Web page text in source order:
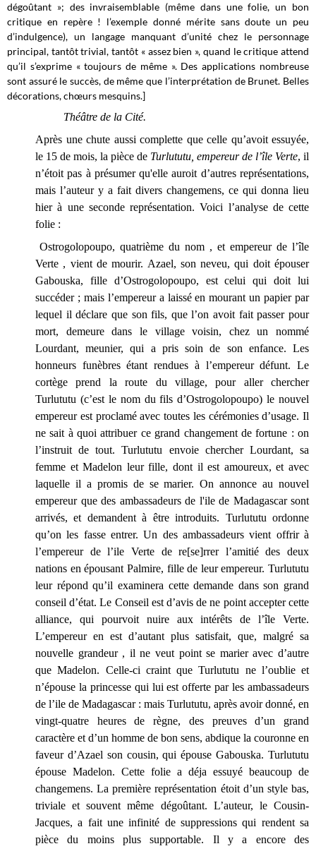
dégoûtant »; des invraisemblable (même dans une folie, un bon
critique en repère ! l’exemple donné mérite sans doute un peu
d’indulgence), un langage manquant d’unité chez le personnage
principal, tantôt trivial, tantôt « assez bien », quand le critique attend
qu’il s’exprime « toujours de même ». Des applications nombreuse
sont assuré le succès, de même que l’interprétation de Brunet. Belles
décorations, chœurs mesquins.]
Théâtre de la Cité.
Après une chute aussi complette que celle qu’avoit essuyée,
le 15 de mois, la pièce de Turlututu, empereur de l’île Verte, il
n’étoit pas à présumer qu'elle auroit d’autres représentations,
mais l’auteur y a fait divers changemens, ce qui donna lieu
hier à une seconde représentation. Voici l’analyse de cette
folie :
Ostrogolopoupo, quatrième du nom , et empereur de l’île
Verte , vient de mourir. Azael, son neveu, qui doit épouser
Gabouska, fille d’Ostrogolopoupo, est celui qui doit lui
succéder ; mais l’empereur a laissé en mourant un papier par
lequel il déclare que son fils, que l’on avoit fait passer pour
mort, demeure dans le village voisin, chez un nommé
Lourdant, meunier, qui a pris soin de son enfance. Les
honneurs funèbres étant rendues à l’empereur défunt. Le
cortège prend la route du village, pour aller chercher
Turlututu (c’est le nom du fils d’Ostrogolopoupo) le nouvel
empereur est proclamé avec toutes les cérémonies d’usage. Il
ne sait à quoi attribuer ce grand changement de fortune : on
l’instruit de tout. Turlututu envoie chercher Lourdant, sa
femme et Madelon leur fille, dont il est amoureux, et avec
laquelle il a promis de se marier. On annonce au nouvel
empereur que des ambassadeurs de l'ile de Madagascar sont
arrivés, et demandent à être introduits. Turlututu ordonne
qu’on les fasse entrer. Un des ambassadeurs vient offrir à
l’empereur de l’ile Verte de re[se]rrer l’amitié des deux
nations en épousant Palmire, fille de leur empereur. Turlututu
leur répond qu’il examinera cette demande dans son grand
conseil d’état. Le Conseil est d’avis de ne point accepter cette
alliance, qui pourvoit nuire aux intérêts de l’île Verte.
L’empereur en est d’autant plus satisfait, que, malgré sa
nouvelle grandeur , il ne veut point se marier avec d’autre
que Madelon. Celle-ci craint que Turlututu ne l’oublie et
n’épouse la princesse qui lui est offerte par les ambassadeurs
de l’ile de Madagascar : mais Turlututu, après avoir donné, en
vingt-quatre heures de règne, des preuves d’un grand
caractère et d’un homme de bon sens, abdique la couronne en
faveur d’Azael son cousin, qui épouse Gabouska. Turlututu
épouse Madelon. Cette folie a déja essuyé beaucoup de
changemens. La première représentation étoit d’un style bas,
triviale et souvent même dégoûtant. L’auteur, le Cousin-
Jacques, a fait une infinité de suppressions qui rendent sa
pièce du moins plus supportable. Il y a encore des